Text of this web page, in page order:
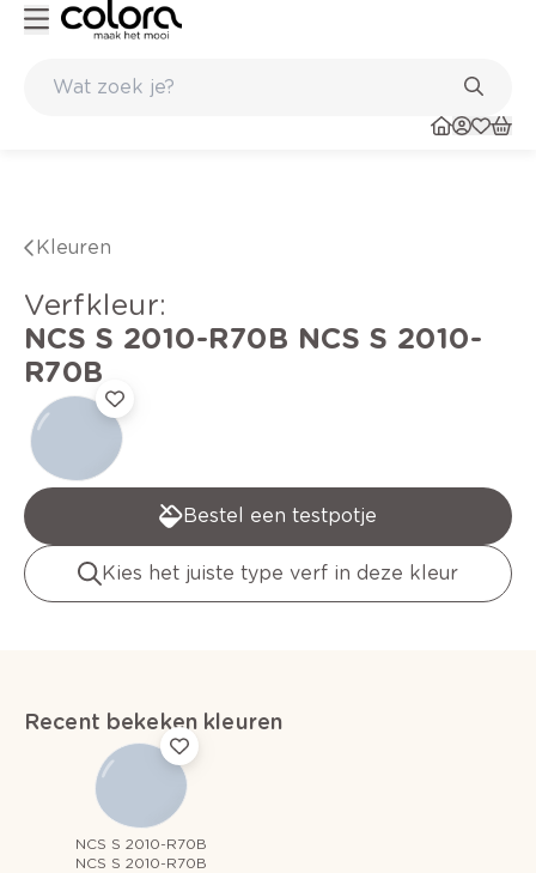
Kleuren
verfkleur:
NCS S 2010-R70B NCS S 2010-
R70B
Bestel een testpotje
Kies het juiste type verf in deze kleur
Recent bekeken kleuren
NCS S 2010-R70B
NCS S 2010-R70B